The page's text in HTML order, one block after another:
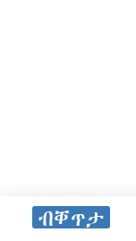
ብቐጥታ